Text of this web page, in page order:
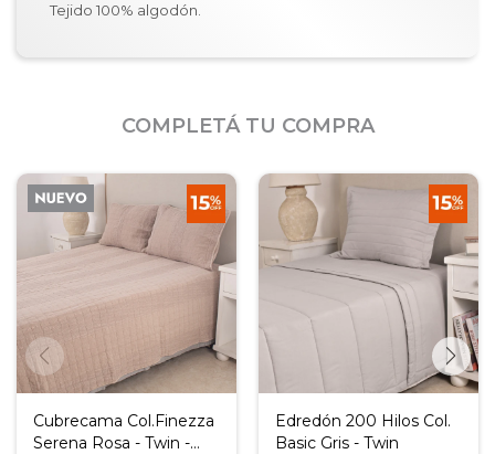
Tejido 100% algodón.
COMPLETÁ TU COMPRA
Cubrecama Col.Finezza
Serena Rosa - Twin -
Edredón 200 Hilos Col.
Basic Gris - Twin